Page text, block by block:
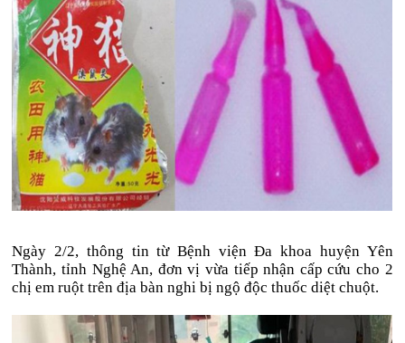
Ngày 2/2, thông tin từ Bệnh viện Đa khoa huyện Yên
Thành, tỉnh Nghệ An, đơn vị vừa tiếp nhận cấp cứu cho 2
chị em ruột trên địa bàn nghi bị ngộ độc thuốc diệt chuột.